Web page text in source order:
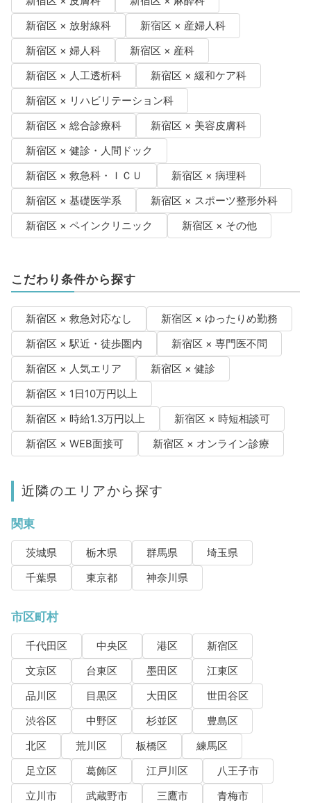
新宿区 × 放射線科
新宿区 × 産婦人科
新宿区 × 婦人科
新宿区 × 産科
新宿区 × 人工透析科
新宿区 × 緩和ケア科
新宿区 × リハビリテーション科
新宿区 × 総合診療科
新宿区 × 美容皮膚科
新宿区 × 健診・人間ドック
新宿区 × 救急科・ＩＣＵ
新宿区 × 病理科
新宿区 × 基礎医学系
新宿区 × スポーツ整形外科
新宿区 × ペインクリニック
新宿区 × その他
こだわり条件から探す
新宿区 × 救急対応なし
新宿区 × ゆったりめ勤務
新宿区 × 駅近・徒歩圏内
新宿区 × 専門医不問
新宿区 × 人気エリア
新宿区 × 健診
新宿区 × 1日10万円以上
新宿区 × 時給1.3万円以上
新宿区 × 時短相談可
新宿区 × WEB面接可
新宿区 × オンライン診療
近隣のエリアから探す
関東
茨城県 栃木県 群馬県
埼玉県
千葉県
東京都 神奈川県
市区町村
千代田区 中央区 港区
新宿区
文京区
台東区 墨田区
江東区
品川区
目黒区 大田区
世田谷区
渋谷区
中野区 杉並区
豊島区
北区
荒川区 板橋区
練馬区
足立区
葛飾区 江戸川区
八王子市
立川市
武蔵野市 三鷹市
青梅市